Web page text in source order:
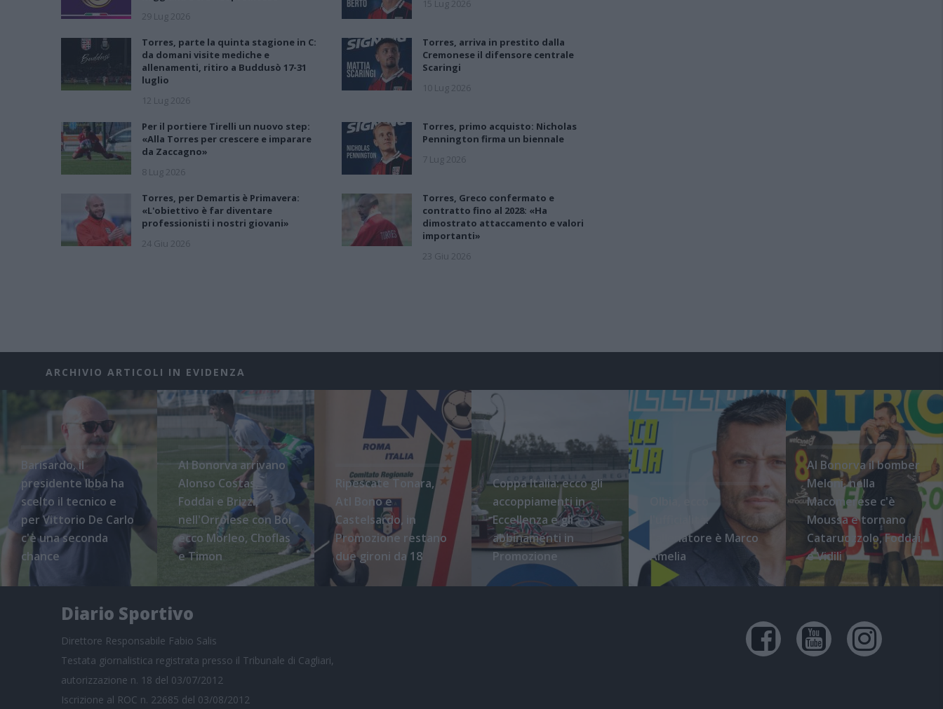
29 Lug 2026
15 Lug 2026
Torres, parte la quinta stagione in C:
da domani visite mediche e
allenamenti, ritiro a Buddusò 17-31
luglio
12 Lug 2026
Torres, arriva in prestito dalla
Cremonese il difensore centrale
Scaringi
10 Lug 2026
Per il portiere Tirelli un nuovo step:
«Alla Torres per crescere e imparare
da Zaccagno»
8 Lug 2026
Torres, primo acquisto: Nicholas
Pennington firma un biennale
7 Lug 2026
Torres, per Demartis è Primavera:
«L'obiettivo è far diventare
professionisti i nostri giovani»
24 Giu 2026
Torres, Greco confermato e
contratto fino al 2028: «Ha
dimostrato attaccamento e valori
importanti»
23 Giu 2026
ARCHIVIO ARTICOLI IN EVIDENZA
Barisardo, il
presidente Ibba ha
scelto il tecnico e
per Vittorio De Carlo
c'è una seconda
chance
Al Bonorva arrivano
Alonso Costas,
Foddai e Brizzi,
nell'Orrolese con Boi
ecco Morleo, Choflas
e Timon
Ripescate Tonara,
Atl Bono e
Castelsardo, in
Promozione restano
due gironi da 18
Coppa Italia: ecco gli
accoppiamenti in
Eccellenza e gli
abbinamenti in
Promozione
l'ufficialità:
l'allenatore è Marco
Amelia
Al Bonorva il bomber
Meloni, nella
Macomerese c'è
Moussa e tornano
Cataruozzolo, Foddai
e Vidili
Diario Sportivo
Direttore Responsabile Fabio Salis
Testata giornalistica registrata presso il Tribunale di Cagliari,
autorizzazione n. 18 del 03/07/2012
Iscrizione al ROC n. 22685 del 03/08/2012